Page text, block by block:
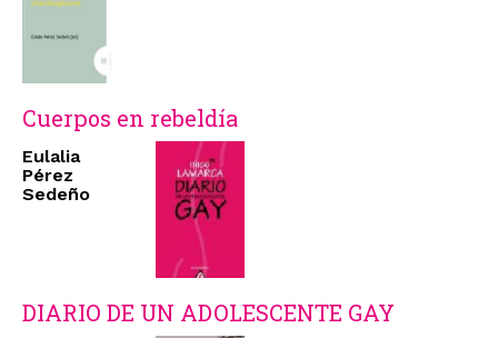
Cuerpos en rebeldía
Eulalia
Pérez
Sedeño
DIARIO DE UN ADOLESCENTE GAY